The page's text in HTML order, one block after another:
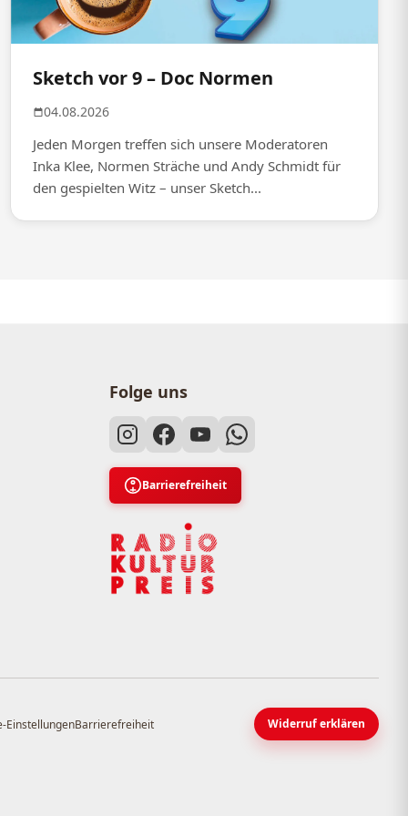
Sketch vor 9 – Doc Normen
04.08.2026
Jeden Morgen treffen sich unsere Moderatoren
Inka Klee, Normen Sträche und Andy Schmidt für
den gespielten Witz – unser Sketch...
Folge uns
Barrierefreiheit
EinstellungenBarrierefreiheit Widerruf erklären